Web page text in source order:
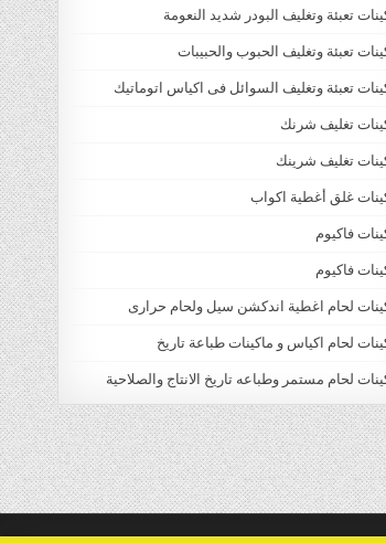
تعبئة وتغليف البودر شديد النعومة
تعبئة وتغليف الحبوب والحبيبات
تعبئة وتغليف السوائل فى اكياس اتوماتيك
تغليف شرنك
تغليف شرينك
غلق أغطية اكواب
فاكيوم
فاكيوم
لحام اغطية اندكشن سيل ولحام حرارى
لحام اكياس و ماكينات طباعة تاريخ
لحام مستمر وطباعه تاريخ الانتاج والصلاحية